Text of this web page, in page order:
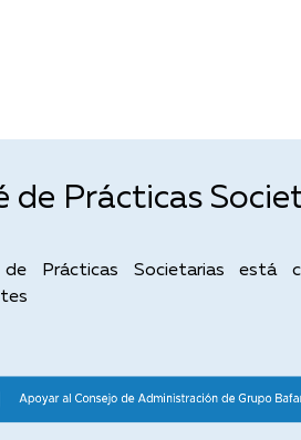
de Prácticas
Prácticas Societarias está